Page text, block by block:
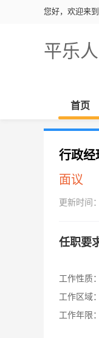
您好，欢迎来到
平乐
首页
行政经
面议
更新时间
任职要
工作性质：
工作区域：
工作年限：